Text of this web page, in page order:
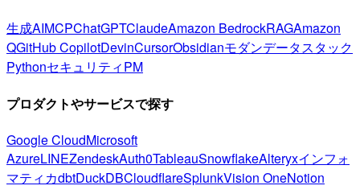
生成AIMCPChatGPTClaudeAmazon BedrockRAGAmazon
QGitHub CopilotDevinCursorObsidianモダンデータスタック
PythonセキュリティPM
プロダクトやサービスで探す
Google CloudMicrosoft
AzureLINEZendeskAuth0TableauSnowflakeAlteryxインフォ
マティカdbtDuckDBCloudflareSplunkVision OneNotion